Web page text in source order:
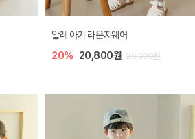
알레 아기 라운지웨어
20% 20,800원 26,000원